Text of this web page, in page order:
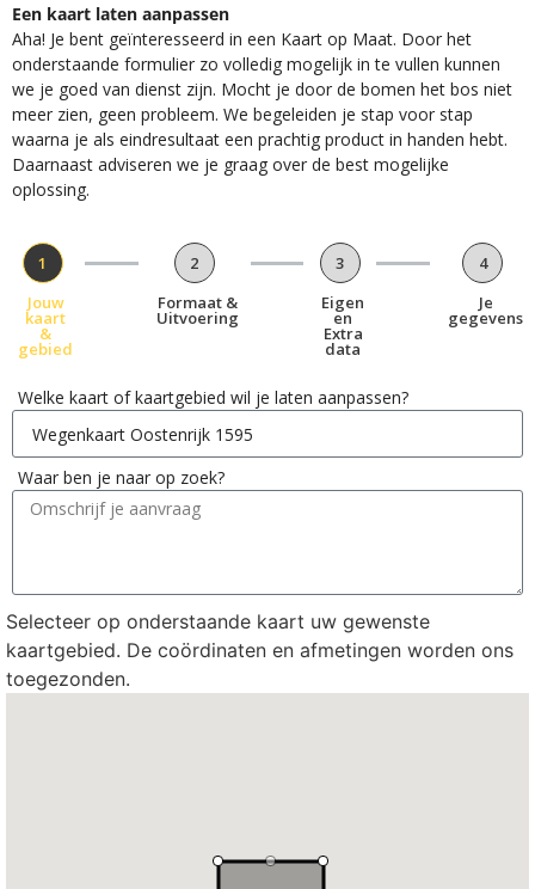
Een kaart laten aanpassen
Aha! Je bent geïnteresseerd in een Kaart op Maat. Door het
onderstaande formulier zo volledig mogelijk in te vullen kunnen
we je goed van dienst zijn. Mocht je door de bomen het bos niet
meer zien, geen probleem. We begeleiden je stap voor stap
waarna je als eindresultaat een prachtig product in handen hebt.
Daarnaast adviseren we je graag over de best mogelijke
oplossing.
1
Jouw
kaart
&
gebied
2
Formaat &
Uitvoering
3
Eigen
en
Extra
data
4
Je
gegevens
Welke kaart of kaartgebied wil je laten aanpassen?
Waar ben je naar op zoek?
Selecteer op onderstaande kaart uw gewenste
kaartgebied. De coördinaten en afmetingen worden ons
toegezonden.